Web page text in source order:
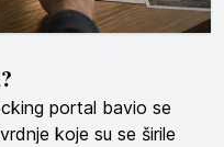
portal bavio se
koje su se širile